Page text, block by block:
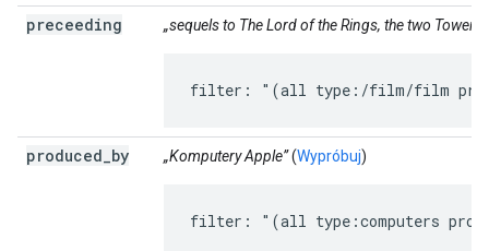
preceeding „sequels to The Lord of the Rings, the two Towers”
filter: "(all type:/film/film
produced by „Komputery Apple”(Wypróbuj)
filter: "(all type:computers